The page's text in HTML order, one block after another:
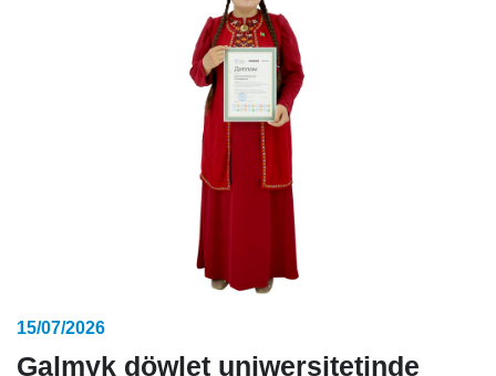
15/07/2026
Galmyk döwlet uniwersitetinde